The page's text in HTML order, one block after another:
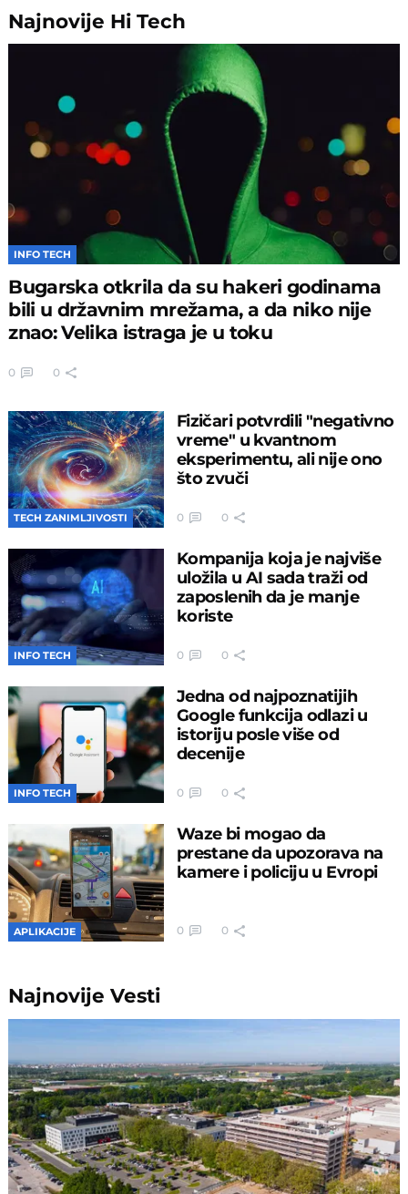
Najnovije Hi Tech
INFO TECH
Bugarska otkrila da su hakeri godinama
bili u državnim mrežama, a da niko nije
znao: Velika istraga je u toku
0 0
TECH ZANIMLJIVOSTI
Fizičari potvrdili "negativno
vreme" u kvantnom
eksperimentu, ali nije ono
što zvuči
0 0
INFO TECH
Kompanija koja je najviše
uložila u AI sada traži od
zaposlenih da je manje
koriste
0 0
INFO TECH
Jedna od najpoznatijih
Google funkcija odlazi u
istoriju posle više od
decenije
0 0
APLIKACIJE
Waze bi mogao da
prestane da upozorava na
kamere i policiju u Evropi
0 0
NajnovijeVesti